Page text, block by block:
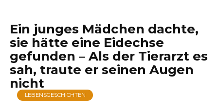
Ein junges Mädchen dachte,
sie hätte eine Eidechse
gefunden – Als der Tierarzt es
sah, traute er seinen Augen
nicht
LEBENSGESCHICHTEN